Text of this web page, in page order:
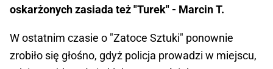
oskarżonych zasiada też "Turek" - Marcin T.
W ostatnim czasie o "Zatoce Sztuki" ponownie
zrobiło się głośno, gdyż policja prowadzi w miejscu,